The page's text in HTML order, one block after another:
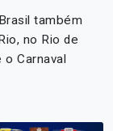
também
no Rio de
o Carnaval